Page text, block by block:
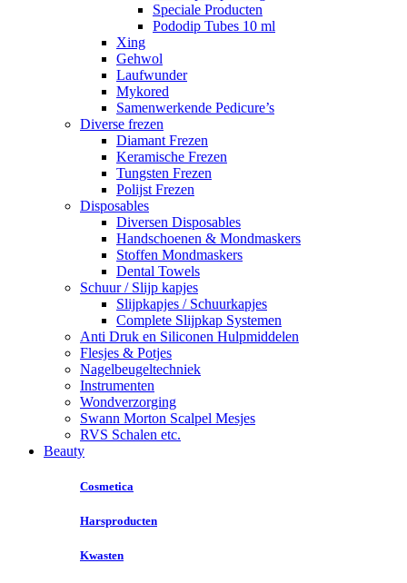
Speciale Producten
Pododip Tubes 10 ml
Xing
Gehwol
Laufwunder
Mykored
Samenwerkende Pedicure’s
Diverse frezen
Diamant Frezen
Keramische Frezen
Tungsten Frezen
Polijst Frezen
Disposables
Diversen Disposables
Handschoenen & Mondmaskers
Stoffen Mondmaskers
Dental Towels
Schuur / Slijp kapjes
Slijpkapjes / Schuurkapjes
Complete Slijpkap Systemen
Anti Druk en Siliconen Hulpmiddelen
Flesjes & Potjes
Nagelbeugeltechniek
Instrumenten
Wondverzorging
Swann Morton Scalpel Mesjes
RVS Schalen etc.
Beauty
Cosmetica
Harsproducten
Kwasten